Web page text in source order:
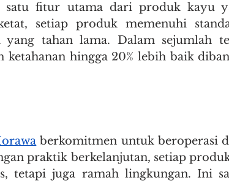
satu fitur utama dari produk kayu
setiap produk memenuhi
yang tahan lama. Dalam sejumlah
hingga 20% lebih baik
berkomitmen untuk beroperasi
praktik berkelanjutan, setiap
tetapi juga ramah lingkungan. Ini